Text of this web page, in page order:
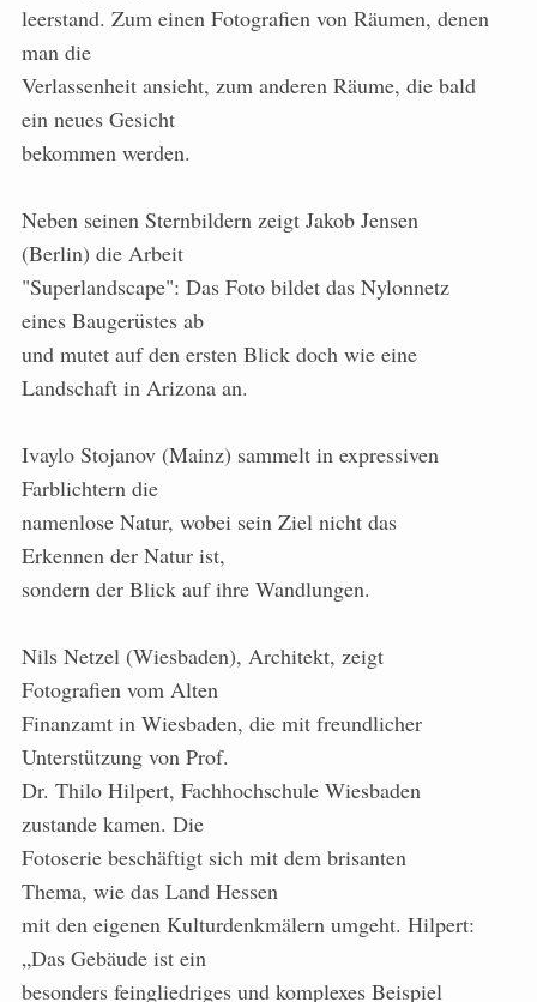
leerstand. Zum einen Fotografien von Räumen, denen
man die
Verlassenheit ansieht, zum anderen Räume, die bald
ein neues Gesicht
bekommen werden.
Neben seinen Sternbildern zeigt Jakob Jensen
(Berlin) die Arbeit
"Superlandscape": Das Foto bildet das Nylonnetz
eines Baugerüstes ab
und mutet auf den ersten Blick doch wie eine
Landschaft in Arizona an.
Ivaylo Stojanov (Mainz) sammelt in expressiven
Farblichtern die
namenlose Natur, wobei sein Ziel nicht das
Erkennen der Natur ist,
sondern der Blick auf ihre Wandlungen.
Nils Netzel (Wiesbaden), Architekt, zeigt
Fotografien vom Alten
Finanzamt in Wiesbaden, die mit freundlicher
Unterstützung von Prof.
Dr. Thilo Hilpert, Fachhochschule Wiesbaden
zustande kamen. Die
Fotoserie beschäftigt sich mit dem brisanten
Thema, wie das Land Hessen
mit den eigenen Kulturdenkmälern umgeht. Hilpert:
„Das Gebäude ist ein
besonders feingliedriges und komplexes Beispiel